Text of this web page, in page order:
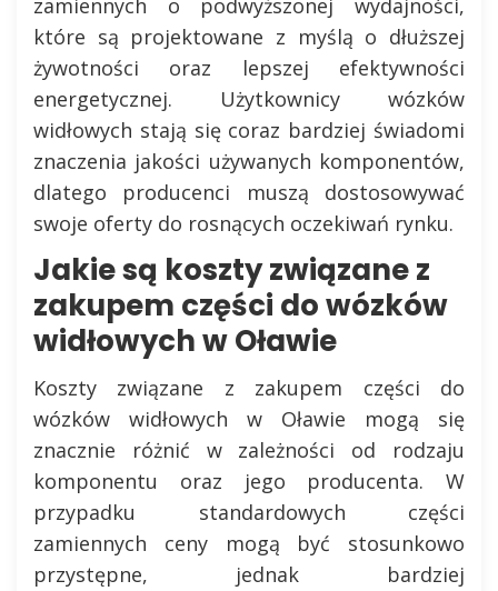
zamiennych o podwyższonej wydajności,
które są projektowane z myślą o dłuższej
żywotności oraz lepszej efektywności
energetycznej. Użytkownicy wózków
widłowych stają się coraz bardziej świadomi
znaczenia jakości używanych komponentów,
dlatego producenci muszą dostosowywać
swoje oferty do rosnących oczekiwań rynku.
Jakie są koszty związane z
zakupem części do wózków
widłowych w Oławie
Koszty związane z zakupem części do
wózków widłowych w Oławie mogą się
znacznie różnić w zależności od rodzaju
komponentu oraz jego producenta. W
przypadku standardowych części
zamiennych ceny mogą być stosunkowo
przystępne, jednak bardziej